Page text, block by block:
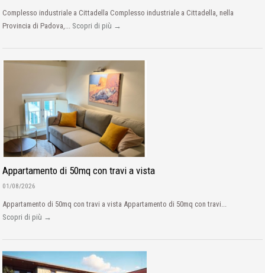
Complesso industriale a Cittadella Complesso industriale a Cittadella, nella
Provincia di Padova,... Scopri di più →
Appartamento di 50mq con travi a vista
01/08/2026
Appartamento di 50mq con travi a vista Appartamento di 50mq con travi...
Scopri di più →